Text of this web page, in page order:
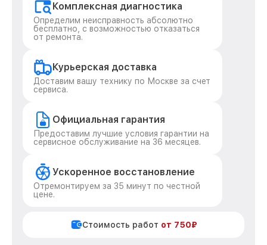
Комплексная диагностика
Определим неисправность абсолютно
бесплатно, с возможностью отказаться
от ремонта.
Курьерская доставка
Доставим вашу технику по Москве за счет
сервиса.
Официальная гарантия
Предоставим лучшие условия гарантии на
сервисное обслуживание на 36 месяцев.
Ускоренное восстановление
Отремонтируем за 35 минут по честной
цене.
Стоимость работ от 750₽